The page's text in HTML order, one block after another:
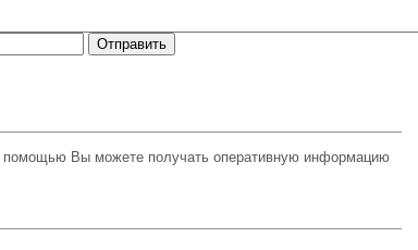
помощью Вы можете получать оперативную информацию